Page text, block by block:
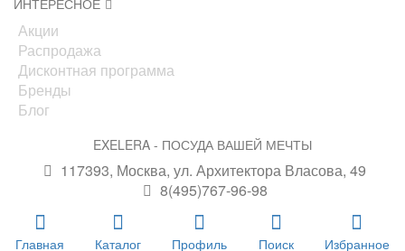
ИНТЕРЕСНОЕ
Акции
Распродажа
Дисконтная программа
Бренды
Блог
EXELERA - ПОСУДА ВАШЕЙ МЕЧТЫ
117393, Москва, ул. Архитектора Власова, 49
8(495)767-96-98
info@exelera.ru
Главная Каталог Профиль Поиск Избранное